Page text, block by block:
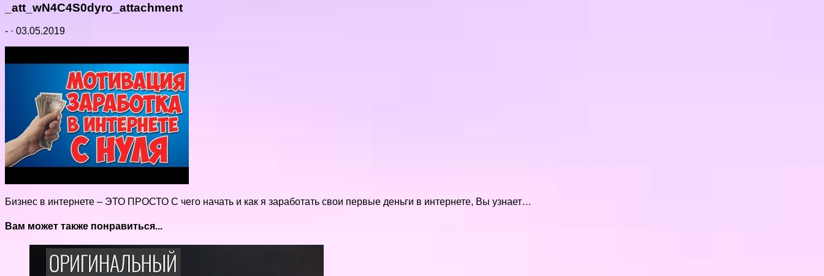
_att_wN4C4S0dyro_attachment
- · 03.05.2019
Бизнес в интернете – ЭТО ПРОСТО С чего начать и как я заработать свои первые деньги в интернете, Вы узнает…
Вам может также понравиться...